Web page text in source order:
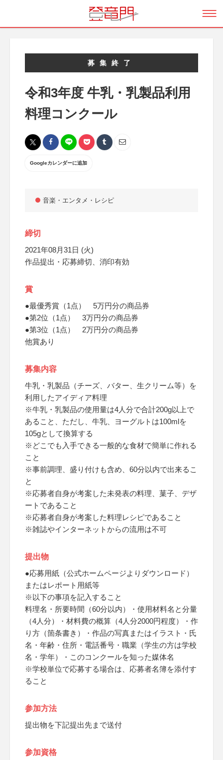
募集終了
令和3年度 牛乳・乳製品利用
料理コンクール
Googleカレンダーに追加
音楽・エンタメ・レシピ
締切
2021年08月31日 (火)
作品提出・応募締切、消印有効
賞
●最優秀賞（1点） 5万円分の商品券
●第2位（1点） 3万円分の商品券
●第3位（1点） 2万円分の商品券
他賞あり
募集内容
牛乳・乳製品（チーズ、バター、生クリーム等）を
利用したアイディア料理
※牛乳・乳製品の使用量は4人分で合計200g以上で
あること、ただし、牛乳、ヨーグルトは100mlを
105gとして換算する
※どこでも入手できる一般的な食材で簡単に作れる
こと
※事前調理、盛り付けも含め、60分以内で出来るこ
と
※応募者自身が考案した未発表の料理、菓子、デザ
ートであること
※応募者自身が考案した料理レシピであること
※雑誌やインターネットからの流用は不可
提出物
●応募用紙（公式ホームページよりダウンロード）
またはレポート用紙等
※以下の事項を記入すること
料理名・所要時間（60分以内）・使用材料名と分量
（4人分）・材料費の概算（4人分2000円程度）・作
り方（箇条書き）・作品の写真またはイラスト・氏
名・年齢・住所・電話番号・職業（学生の方は学校
名・学年）・このコンクールを知った媒体名
※学校単位で応募する場合は、応募者名簿を添付す
ること
参加方法
提出物を下記提出先まで送付
参加資格